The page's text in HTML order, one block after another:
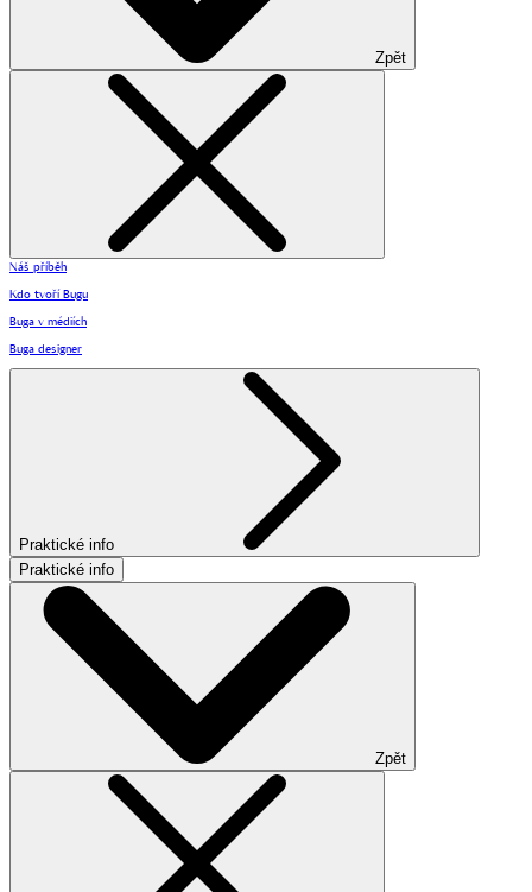
Zpět
Náš příběh
Kdo tvoří Bugu
Buga v médiích
Buga designer
Praktické info
Praktické info
Zpět